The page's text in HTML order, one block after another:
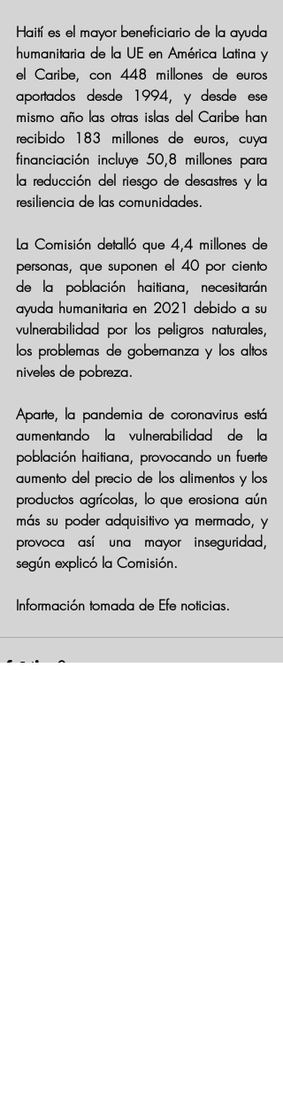
Haití es el mayor beneficiario de la ayuda
humanitaria de la UE en América Latina y
el Caribe, con 448 millones de euros
aportados desde 1994, y desde ese
mismo año las otras islas del Caribe han
recibido 183 millones de euros, cuya
financiación incluye 50,8 millones para
la reducción del riesgo de desastres y la
resiliencia de las comunidades.
La Comisión detalló que 4,4 millones de
personas, que suponen el 40 por ciento
de la población haitiana, necesitarán
ayuda humanitaria en 2021 debido a su
vulnerabilidad por los peligros naturales,
los problemas de gobernanza y los altos
niveles de pobreza.
Aparte, la pandemia de coronavirus está
aumentando la vulnerabilidad de la
población haitiana, provocando un fuerte
aumento del precio de los alimentos y los
productos agrícolas, lo que erosiona aún
más su poder adquisitivo ya mermado, y
provoca así una mayor inseguridad,
según explicó la Comisión.
Información tomada de Efe noticias.